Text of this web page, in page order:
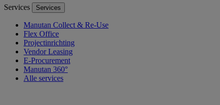
Services Services
Manutan Collect & Re-Use
Flex Office
Projectinrichting
Vendor Leasing
E-Procurement
Manutan 360°
Alle services